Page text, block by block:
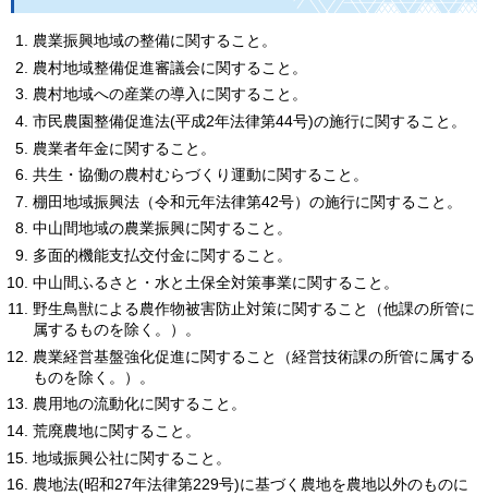
農業振興地域の整備に関すること。
農村地域整備促進審議会に関すること。
農村地域への産業の導入に関すること。
市民農園整備促進法(平成2年法律第44号)の施行に関すること。
農業者年金に関すること。
共生・協働の農村むらづくり運動に関すること。
棚田地域振興法（令和元年法律第42号）の施行に関すること。
中山間地域の農業振興に関すること。
多面的機能支払交付金に関すること。
中山間ふるさと・水と土保全対策事業に関すること。
野生鳥獣による農作物被害防止対策に関すること（他課の所管に
属するものを除く。）。
農業経営基盤強化促進に関すること（経営技術課の所管に属する
ものを除く。）。
農用地の流動化に関すること。
荒廃農地に関すること。
地域振興公社に関すること。
農地法(昭和27年法律第229号)に基づく農地を農地以外のものに